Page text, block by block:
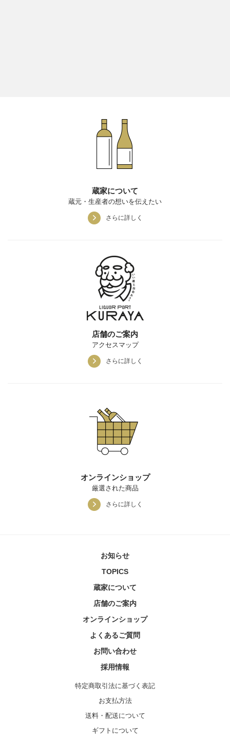
蔵家について
蔵元・生産者の想いを伝えたい
さらに詳しく
店舗のご案内
アクセスマップ
さらに詳しく
オンラインショップ
厳選された商品
さらに詳しく
お知らせ
TOPICS
蔵家について
店舗のご案内
オンラインショップ
よくあるご質問
お問い合わせ
採用情報
特定商取引法に基づく表記
お支払方法
送料・配送について
ギフトについて